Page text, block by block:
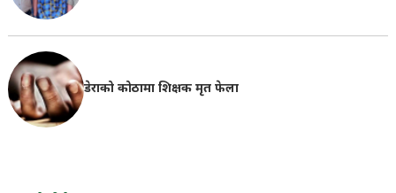
डेराको कोठामा शिक्षक मृत फेला